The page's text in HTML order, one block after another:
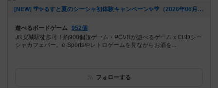
[NEW] 🌴✨るすと夏のシーシャ初体験キャンペーン✨🌴（2026年06月03日 02時03分）
遊べるボードゲーム 952個
JR安城駅徒歩可！約900個超ゲーム・PCVRが遊べるゲームｘCBDシー
シャカフェバー。e-Sportsやレトロゲームを見ながらお酒を...
フォローする